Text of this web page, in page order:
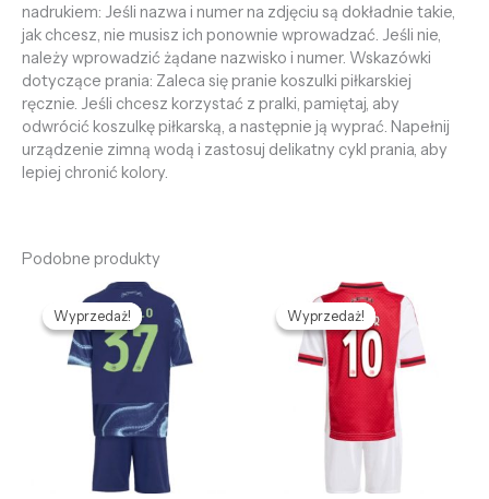
nadrukiem: Jeśli nazwa i numer na zdjęciu są dokładnie takie,
jak chcesz, nie musisz ich ponownie wprowadzać. Jeśli nie,
należy wprowadzić żądane nazwisko i numer. Wskazówki
dotyczące prania: Zaleca się pranie koszulki piłkarskiej
ręcznie. Jeśli chcesz korzystać z pralki, pamiętaj, aby
odwrócić koszulkę piłkarską, a następnie ją wyprać. Napełnij
urządzenie zimną wodą i zastosuj delikatny cykl prania, aby
lepiej chronić kolory.
Podobne produkty
Wyprzedaż!
Wyprzedaż!
Pierwotna
cena
wynosiła:
479,68 zł.
Aktualna
cena
wynosi:
127,66 zł.
Wyprzedaż!
Wyprzedaż!
Pierwotna
cena
wynosiła:
479,68 zł.
Aktualna
cena
wynosi:
127,66 zł.